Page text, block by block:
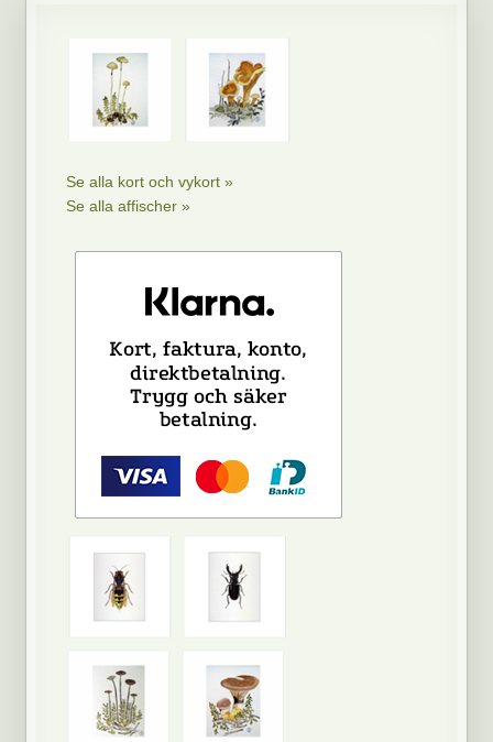
Se alla kort och vykort »
Se alla affischer »